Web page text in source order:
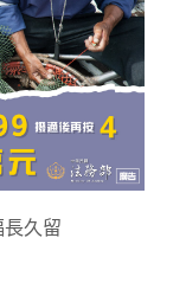
長久留